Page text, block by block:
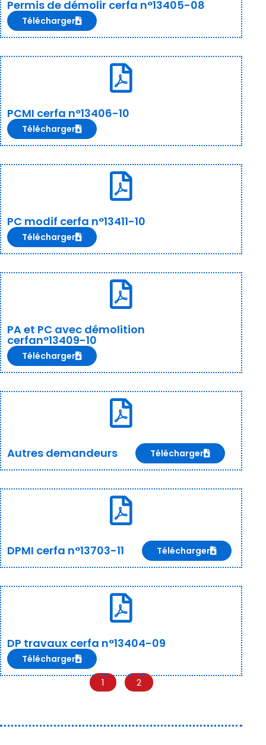
Permis de démolir cerfa n°13405-08
Télécharger
PCMI cerfa n°13406-10
Télécharger
PC modif cerfa n°13411-10
Télécharger
PA et PC avec démolition
cerfan°13409-10
Télécharger
Autres demandeurs Télécharger
DPMI cerfa n°13703-11 Télécharger
DP travaux cerfa n°13404-09
Télécharger
1 2